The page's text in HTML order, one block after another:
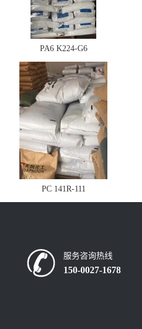
PA6 K224-G6
PC 141R-111
服务咨询热线
150-0027-1678